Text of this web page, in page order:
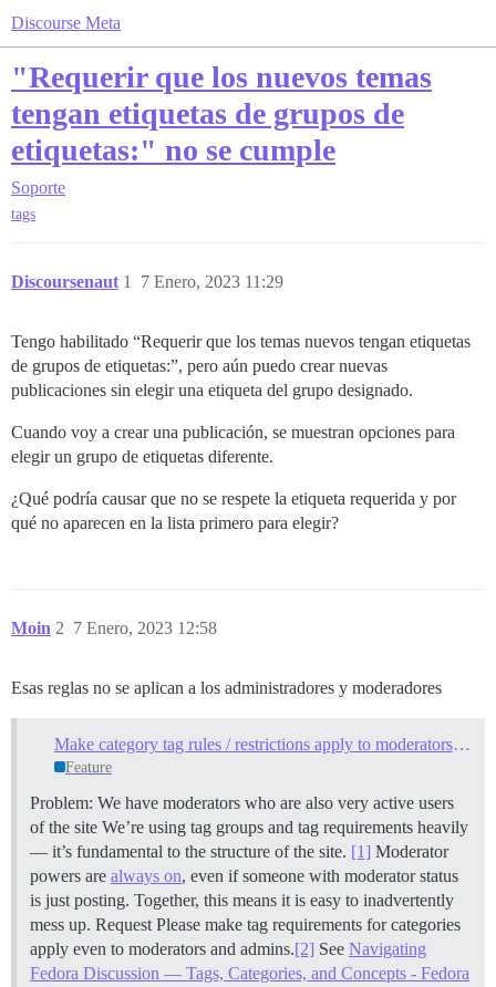
Discourse Meta
"Requerir que los nuevos temas
tengan etiquetas de grupos de
etiquetas:" no se cumple
Soporte
tags
Discoursenaut 7 Enero, 2023 11:29
1
Tengo habilitado “Requerir que los temas nuevos tengan etiquetas
de grupos de etiquetas:”, pero aún puedo crear nuevas
publicaciones sin elegir una etiqueta del grupo designado.
Cuando voy a crear una publicación, se muestran opciones para
elegir un grupo de etiquetas diferente.
¿Qué podría causar que no se respete la etiqueta requerida y por
qué no aparecen en la lista primero para elegir?
Moin 7 Enero, 2023 12:58
2
Esas reglas no se aplican a los administradores y moderadores
Make category tag rules / restrictions apply to moderators too
Feature
Problem: We have moderators who are also very active users
of the site We’re using tag groups and tag requirements heavily
— it’s fundamental to the structure of the site. [1] Moderator
powers are always on, even if someone with moderator status
is just posting. Together, this means it is easy to inadvertently
mess up. Request Please make tag requirements for categories
apply even to moderators and admins.[2] See Navigating
Fedora Discussion — Tags, Categories, and Concepts - Fedora